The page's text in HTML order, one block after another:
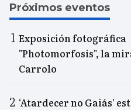
Próximos eventos
Exposición fotográfica
"Photomorfosis", la
Carrolo
‘Atardecer no Gaiás’